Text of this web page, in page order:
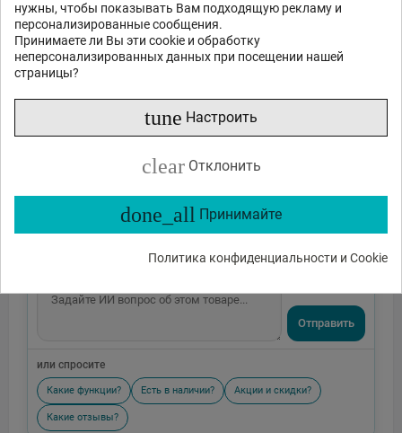
нужны, чтобы показывать Вам подходящую рекламу и
персонализированные сообщения.
Принимаете ли Вы эти cookie и обработку
неперсонализированных данных при посещении нашей
страницы?
tune Настроить
clear Отклонить
done_all Принимайте
Политика конфиденциальности и Cookie
Отправить
или спросите
Какие функции? Есть в наличии? Акции и скидки?
Какие отзывы?